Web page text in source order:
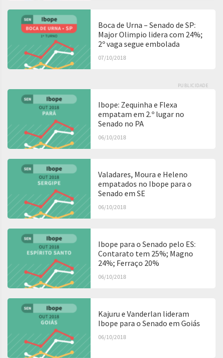
Boca de Urna – Senado de SP:
Major Olimpio lidera com 24%;
2º vaga segue embolada
07/10/2018
PUBLICIDADE
Ibope: Zequinha e Flexa
empatam em 2.º lugar no
Senado no PA
06/10/2018
Valadares, Moura e Heleno
empatados no Ibope para o
Senado em SE
06/10/2018
Ibope para o Senado pelo ES:
Contarato tem 25%; Magno
24%; Ferraço 20%
06/10/2018
Kajuru e Vanderlan lideram
Ibope para o Senado em Goiás
06/10/2018